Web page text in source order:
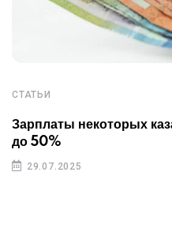
СТАТЬИ
Зарплаты некоторых
до 50%
29.07.2025